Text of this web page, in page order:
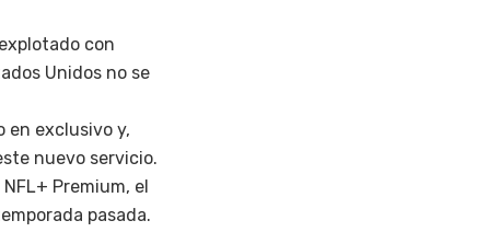
con
Unidos no se
en exclusivo y,
nuevo servicio.
Premium, el
pasada.